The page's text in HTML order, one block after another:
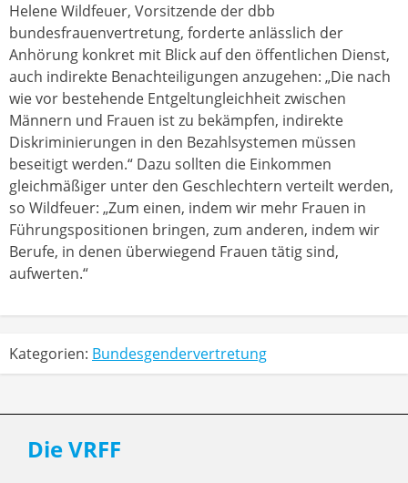
Helene Wildfeuer, Vorsitzende der dbb
bundesfrauenvertretung, forderte anlässlich der
Anhörung konkret mit Blick auf den öffentlichen Dienst,
auch indirekte Benachteiligungen anzugehen: „Die nach
wie vor bestehende Entgeltungleichheit zwischen
Männern und Frauen ist zu bekämpfen, indirekte
Diskriminierungen in den Bezahlsystemen müssen
beseitigt werden.“ Dazu sollten die Einkommen
gleichmäßiger unter den Geschlechtern verteilt werden,
so Wildfeuer: „Zum einen, indem wir mehr Frauen in
Führungspositionen bringen, zum anderen, indem wir
Berufe, in denen überwiegend Frauen tätig sind,
aufwerten.“
Kategorien: Bundesgendervertretung
Die VRFF